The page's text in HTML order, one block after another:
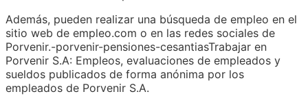
Además, pueden realizar una búsqueda de empleo en el
sitio web de empleo.com o en las redes sociales de
Porvenir.-porvenir-pensiones-cesantiasTrabajar en
Porvenir S.A: Empleos, evaluaciones de empleados y
sueldos publicados de forma anónima por los
empleados de Porvenir S.A.